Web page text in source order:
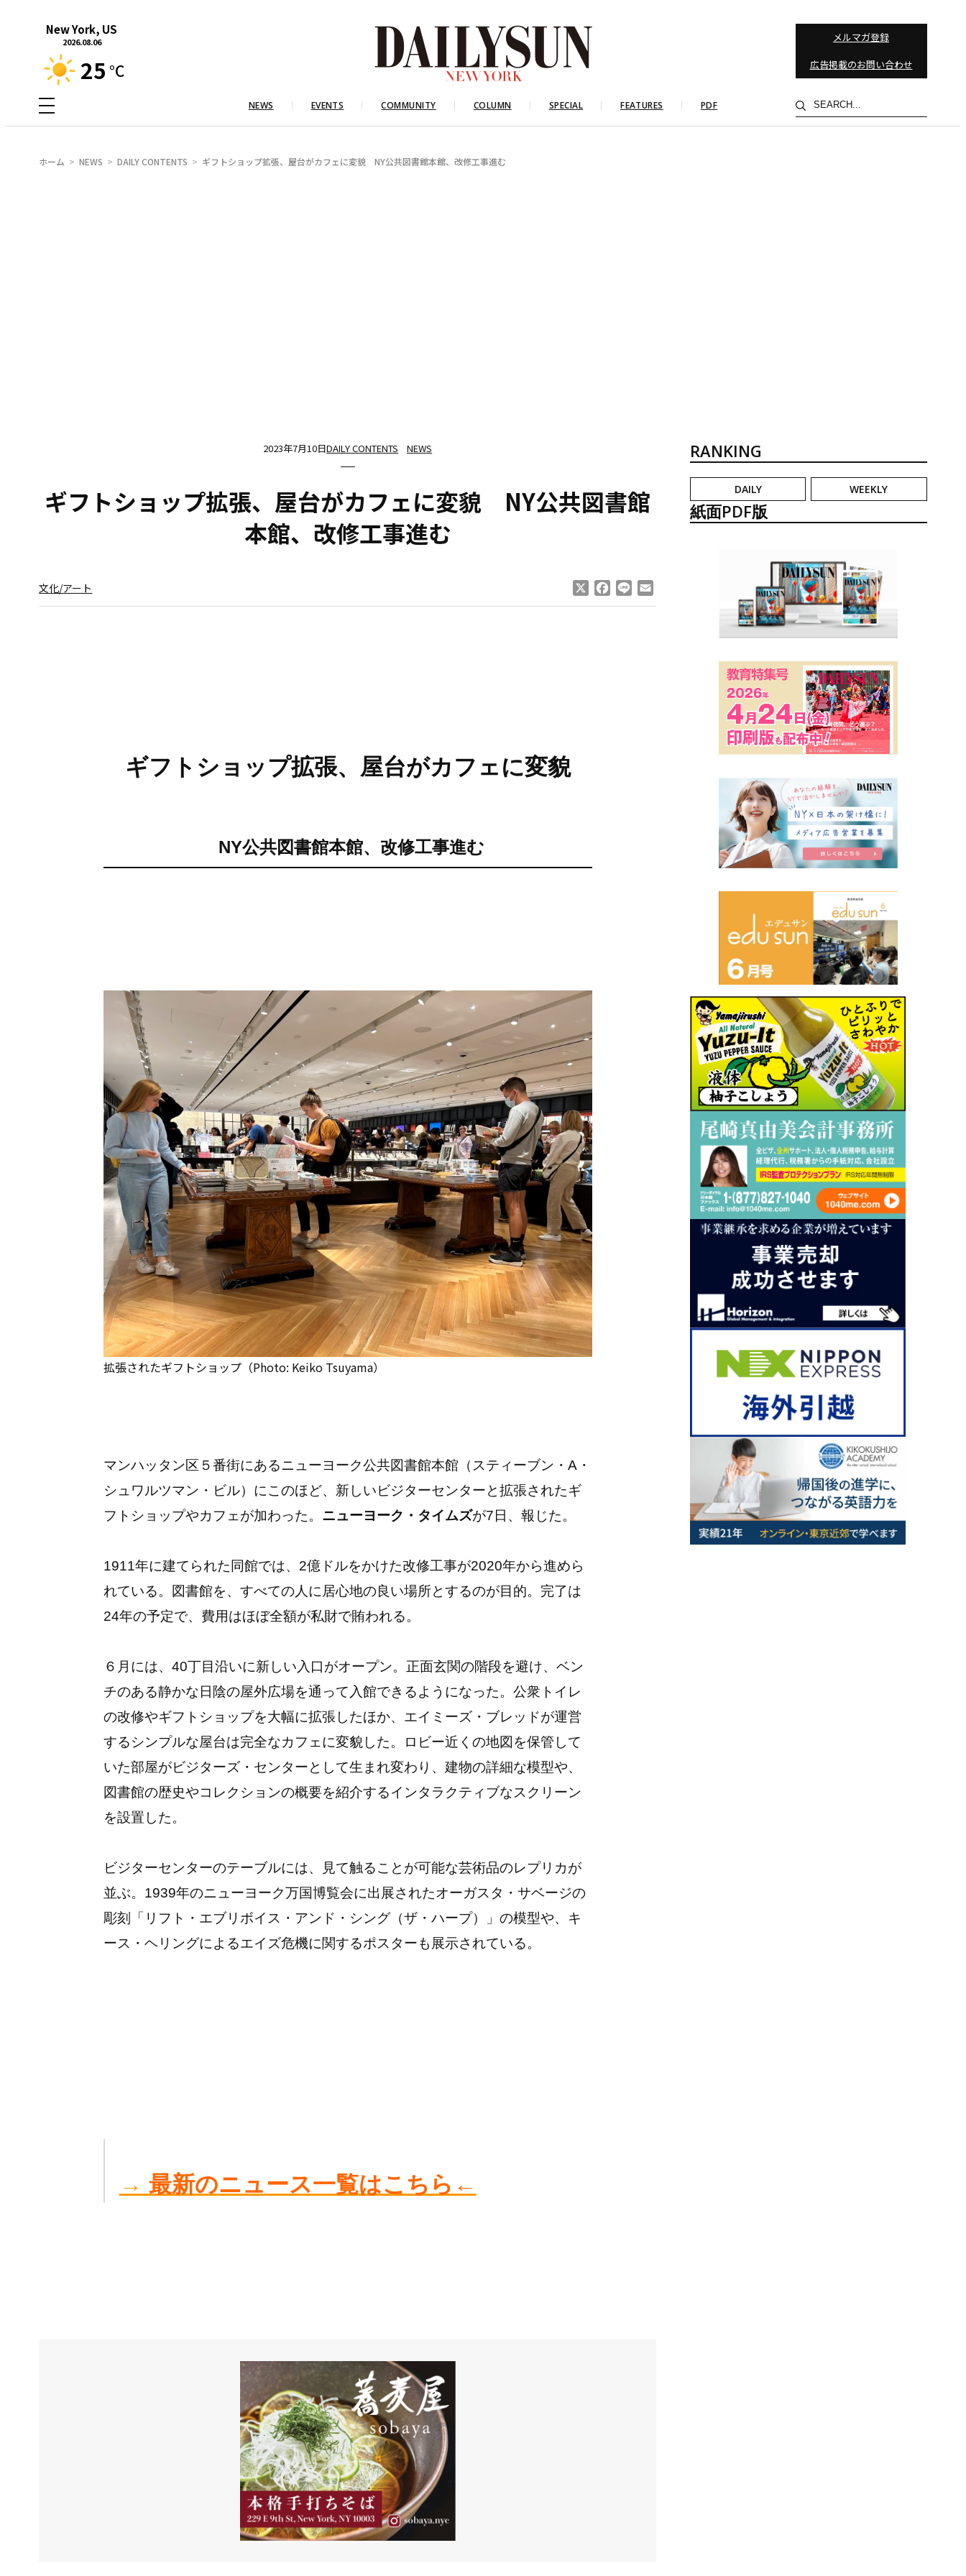
New York, US
2026.08.06
25 °C
メルマガ登録
広告掲載のお問い合わせ
NEWS EVENTS COMMUNITY COLUMN SPECIAL FEATURES PDF
検
索
ホーム NEWS DAILY CONTENTS ギフトショップ拡張、屋台がカフェに変貌 NY公共図書館本館、改修工事進む
2023年7月10日DAILY CONTENTS NEWS
ギフトショップ拡張、屋台がカフェに変貌 NY公共図書館
本館、改修工事進む
文化/アート Facebook
Line
ギフトショップ拡張、屋台がカフェに変貌
NY公共図書館本館、改修工事進む
拡張されたギフトショップ（Photo: Keiko Tsuyama）
マンハッタン区５番街にあるニューヨーク公共図書館本館（スティーブン・A・
シュワルツマン・ビル）にこのほど、新しいビジターセンターと拡張されたギ
フトショップやカフェが加わった。 ニューヨーク・タイムズが7日、報じた。
1911年に建てられた同館では、2億ドルをかけた改修工事が2020年から進めら
れている。図書館を、すべての人に居心地の良い場所とするのが目的。完了は
24年の予定で、費用はほぼ全額が私財で賄われる。
６月には、40丁目沿いに新しい入口がオープン。正面玄関の階段を避け、ベン
チのある静かな日陰の屋外広場を通って入館できるようになった。公衆トイレ
の改修やギフトショップを大幅に拡張したほか、エイミーズ・ブレッドが運営
するシンプルな屋台は完全なカフェに変貌した。ロビー近くの地図を保管して
いた部屋がビジターズ・センターとして生まれ変わり、建物の詳細な模型や、
図書館の歴史やコレクションの概要を紹介するインタラクティブなスクリーン
を設置した。
ビジターセンターのテーブルには、見て触ることが可能な芸術品のレプリカが
並ぶ。1939年のニューヨーク万国博覧会に出展されたオーガスタ・サベージの
彫刻「リフト・エブリボイス・アンド・シング（ザ・ハープ）」の模型や、キ
ース・ヘリングによるエイズ危機に関するポスターも展示されている。
→ 最新のニュース一覧はこちら←
RANKING
DAILY WEEKLY
紙面PDF版